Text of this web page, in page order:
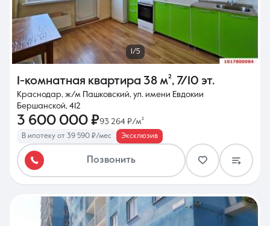
1/5
1-комнатная квартира 38 м², 7/10 эт.
Краснодар, ж/м Пашковский, ул. имени Евдокии
Бершанской, 412
3 600 000 ₽93 264 ₽/м²
В ипотеку от 39 590 ₽/мес Эксклюзив
Позвонить